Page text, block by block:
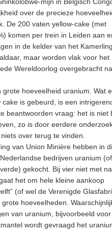
over de precieze
De 200 vaten yellow-cake (met
komen per trein in Leiden aan
in de kelder van het
maar worden vlak voor het
Wereldoorlog overgebracht
grote hoeveelheid uranium. Wat
cake is gebeurd, is een
beantwoorden vraag: het is niet
zo is door eerdere
over terug te vinden.
van Union Minière hebben in
bedrijven uranium (of
gekocht. Bij vier niet met
het om hele kleine aankoop
(of wel de Verenigde
hoeveelheden.
van uranium, bijvoorbeeld
wordt gevraagd het